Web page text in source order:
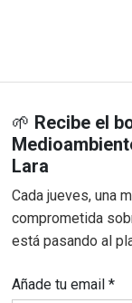
🌱 Recibe el
Lara
Cada jueves, una
comprometida
está pasando al
Añade tu email*